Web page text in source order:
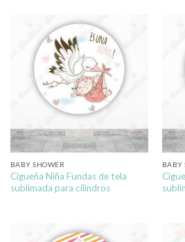
BABY SHOWER
Cigueña Niña Fundas de tela
sublimada para cilindros
BABY